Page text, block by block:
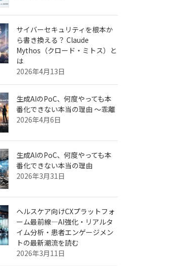
サイバーセキュリティを根本か
ら書き換える？ Claude
Mythos（クロード・ミトス）と
は
2026年4月13日
生成AIのPoC、何度やっても本
番化できない本当の理由 ～乖離
2026年4月6日
生成AIのPoC、何度やっても本
番化できない本当の理由
2026年3月31日
ヘルスケア向けCXプラットフォ
ーム最前線—AI強化・リアルタ
イム分析・患者エンゲージメン
トの最新潮流を読む
2026年3月11日